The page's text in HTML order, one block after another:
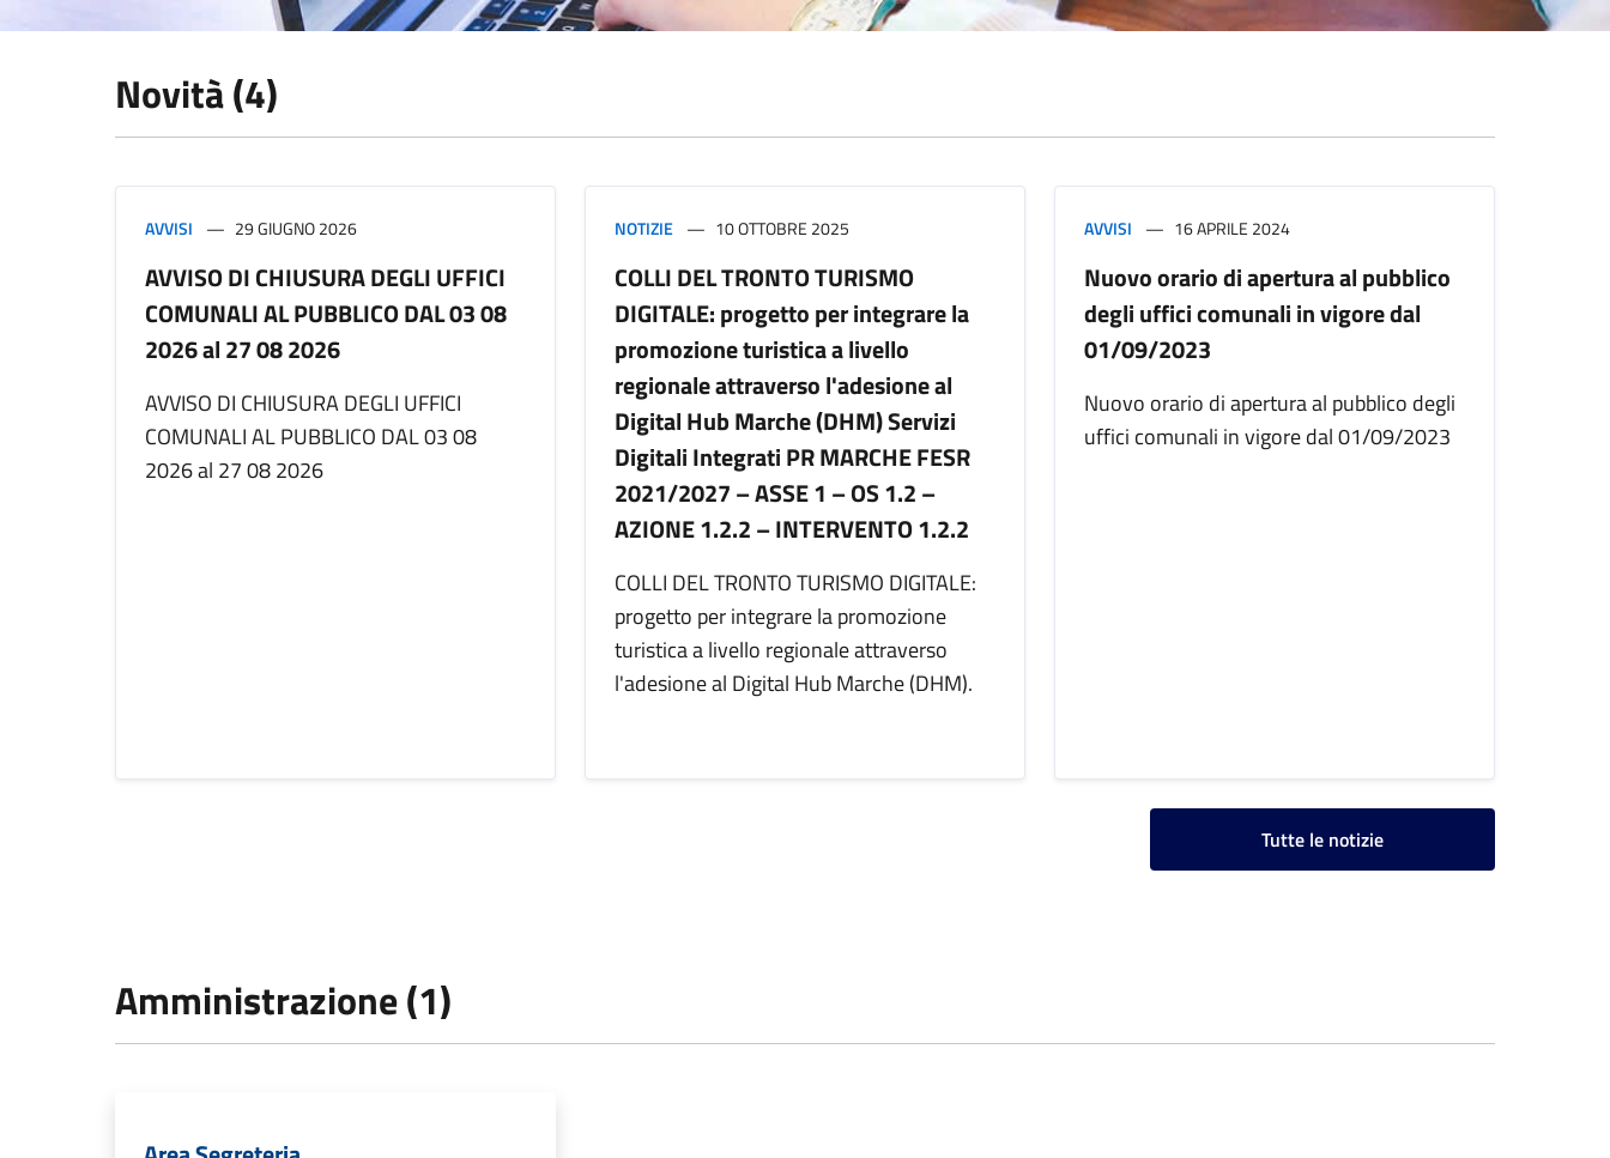
Novità (4)
AVVISI 29 GIUGNO 2026
AVVISO DI CHIUSURA DEGLI UFFICI
COMUNALI AL PUBBLICO DAL 03 08
2026 al 27 08 2026
AVVISO DI CHIUSURA DEGLI UFFICI
COMUNALI AL PUBBLICO DAL 03 08
2026 al 27 08 2026
NOTIZIE 10 OTTOBRE 2025
COLLI DEL TRONTO TURISMO
DIGITALE: progetto per integrare la
promozione turistica a livello
regionale attraverso l'adesione al
Digital Hub Marche (DHM) Servizi
Digitali Integrati PR MARCHE FESR
2021/2027 – ASSE 1 – OS 1.2 –
AZIONE 1.2.2 – INTERVENTO 1.2.2
COLLI DEL TRONTO TURISMO DIGITALE:
progetto per integrare la promozione
turistica a livello regionale attraverso
l'adesione al Digital Hub Marche (DHM).
AVVISI 16 APRILE 2024
Nuovo orario di apertura al pubblico
degli uffici comunali in vigore dal
01/09/2023
Nuovo orario di apertura al pubblico degli
uffici comunali in vigore dal 01/09/2023
Tutte le notizie
Amministrazione (1)